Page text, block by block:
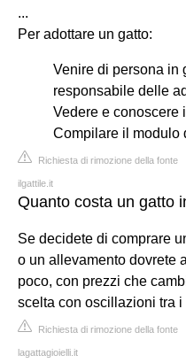
...
Per adottare un gatto:
Venire di persona in
responsabile delle
Vedere e conoscere
Compilare il modulo
Richiesta di rimozione della fonte
ilgattile.it
Quanto costa un gatto
Se decidete di comprare
o un allevamento dovrete
poco, con prezzi che
scelta con oscillazioni tra i
Richiesta di rimozione della fonte
lagattagioielli.it